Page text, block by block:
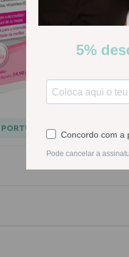
CONTINENTAL